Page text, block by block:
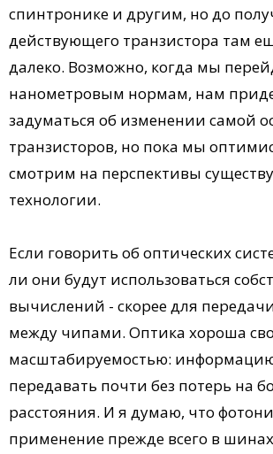
спинтронике и другим, но до
действующего транзистора там
далеко. Возможно, когда мы
нанометровым нормам, нам
задуматься об изменении самой
транзисторов, но пока мы
смотрим на перспективы
технологии.
Если говорить об оптических
ли они будут использоваться
вычислений - скорее для
между чипами. Оптика хороша
масштабируемостью:
передавать почти без потерь на
расстояния. И я думаю, что
применение прежде всего в